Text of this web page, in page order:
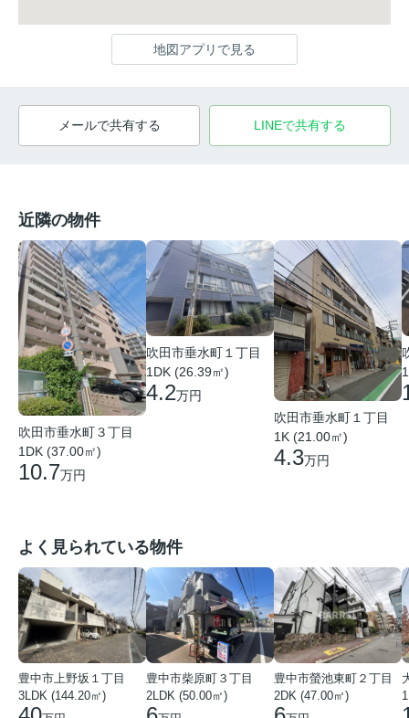
地図アプリで見る
メールで共有する LINEで共有する
近隣の物件
吹田市垂水町３丁目
1DK (37.00㎡)
10.7万円
吹田市垂水町１丁目
1DK (26.39㎡)
4.2万円
吹田市垂水町１丁目
1K (21.00㎡)
4.3万円
よく見られている物件
豊中市上野坂１丁目
3LDK (144.20㎡)
豊中市柴原町３丁目
2LDK (50.00㎡)
豊中市螢池東町２丁目
2DK (47.00㎡)